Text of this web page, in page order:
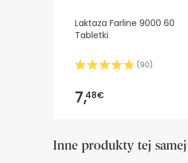
Laktaza Farline 9000 60
Tabletki
(90)
7,48€
Inne produkty tej